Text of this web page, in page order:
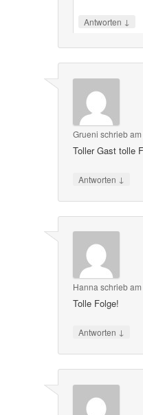
Antworten ↓
Grueni schrieb
Toller Gast tolle
Antworten ↓
Hanna schrieb
Tolle Folge!
Antworten ↓